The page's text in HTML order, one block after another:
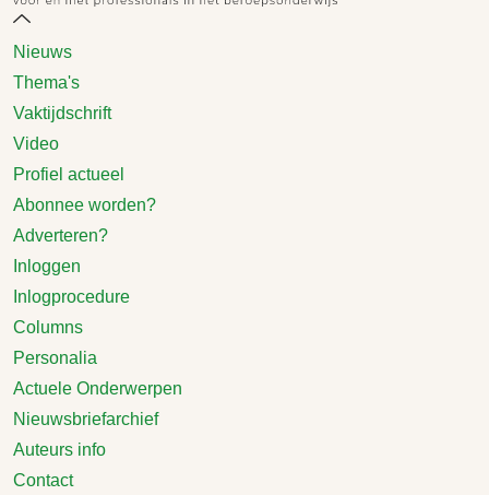
Nieuws
Thema's
Vaktijdschrift
Video
Profiel actueel
Abonnee worden?
Adverteren?
Inloggen
Inlogprocedure
Columns
Personalia
Actuele Onderwerpen
Nieuwsbriefarchief
Auteurs info
Contact